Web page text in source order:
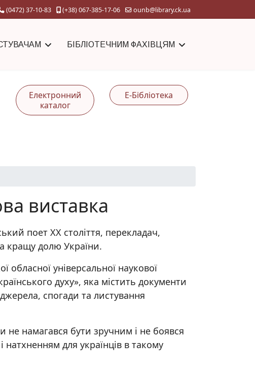
(0472) 37-10-83 (+38) 067-385-17-06 ounb@library.ck.ua
БІБЛІОТЕЧНИМ ФАХІВЦЯМ
Електронний
каталог
Е-Бібліотека
виставка
поет ХХ століття, перекладач,
кращу долю України.
обласної універсальної наукової
духу», яка містить документи
спогади та листування
не намагався бути зручним і не боявся
для українців в такому